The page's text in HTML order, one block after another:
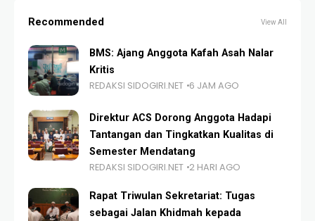
Recommended View All
BMS: Ajang Anggota Kafah Asah Nalar
Kritis
REDAKSI SIDOGIRI.NET 6 JAM AGO
Direktur ACS Dorong Anggota Hadapi
Tantangan dan Tingkatkan Kualitas di
Semester Mendatang
REDAKSI SIDOGIRI.NET 2 HARI AGO
Rapat Triwulan Sekretariat: Tugas
sebagai Jalan Khidmah kepada